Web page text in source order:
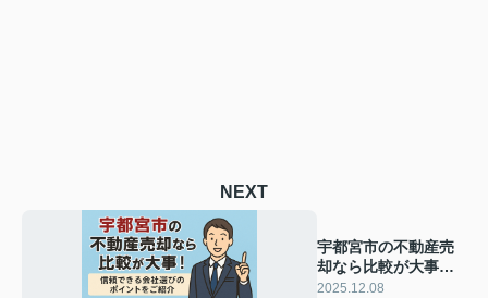
NEXT
宇都宮市の不動産売
却なら比較が大事！
信頼できる会社選び
2025.12.08